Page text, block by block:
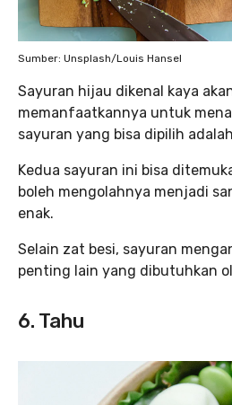
Sumber: Unsplash/Louis Hansel
Sayuran hijau dikenal kaya
memanfaatkannya untuk
sayuran yang bisa dipilih
Kedua sayuran ini bisa
boleh mengolahnya menjadi
enak.
Selain zat besi, sayuran
penting lain yang dibutuhkan
6. Tahu